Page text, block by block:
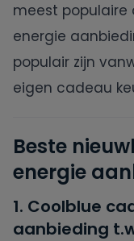
meest populaire
energie
populair zijn
eigen cadeau
Beste
energie
1. Coolblue
aanbieding